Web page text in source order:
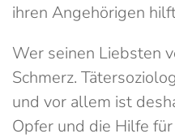
ihren Angehörigen
Wer seinen Liebsten
Schmerz.
und vor allem ist
Opfer und die Hilfe